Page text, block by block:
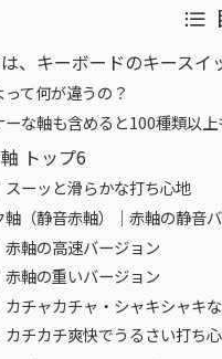
は、キーボードのキースイ
て何が違うの？
ーな軸も含めると100種類以
トップ6
スーッと滑らかな打ち心地
軸（静音赤軸）｜赤軸の静音
赤軸の高速バージョン
赤軸の重いバージョン
カチャカチャ・シャキシャキ
カチカチ爽快でうるさい打ち